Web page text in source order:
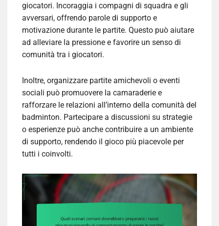
giocatori. Incoraggia i compagni di squadra e gli
avversari, offrendo parole di supporto e
motivazione durante le partite. Questo può aiutare
ad alleviare la pressione e favorire un senso di
comunità tra i giocatori.
Inoltre, organizzare partite amichevoli o eventi
sociali può promuovere la camaraderie e
rafforzare le relazioni all’interno della comunità del
badminton. Partecipare a discussioni su strategie
o esperienze può anche contribuire a un ambiente
di supporto, rendendo il gioco più piacevole per
tutti i coinvolti.